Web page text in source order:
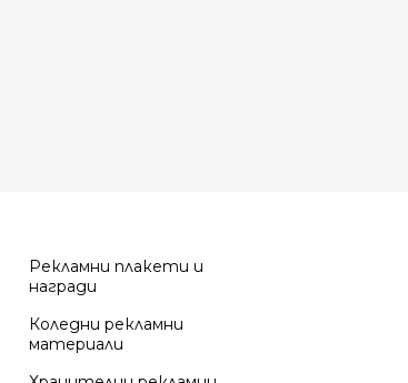
Рекламни плакети и
награди
Коледни рекламни
материали